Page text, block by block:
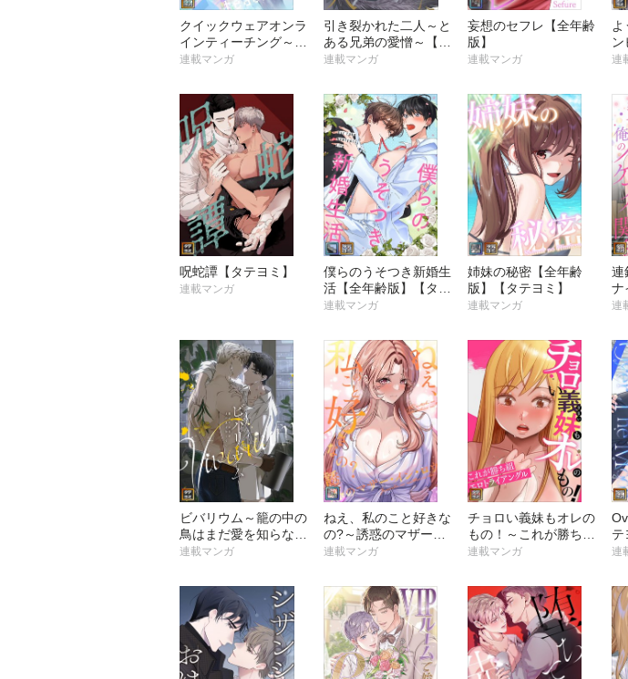
クイックウェアオンラ
インティーチング～カ
マトト妾(めかけ)の正
ミ】
連載マンガ
引き裂かれた二人～と
ある兄弟の愛憎～【タ
テヨミ】
連載マンガ
妄想のセフレ【全年齢
版】
連載マンガ
ン
ミ
連
呪蛇譚【タテヨミ】
連載マンガ
僕らのうそつき新婚生
活【全年齢版】【タテ
ヨミ】
連載マンガ
姉妹の秘密【全年齢
版】【タテヨミ】
連載マンガ
連
ナ
ミ
連
ビバリウム～籠の中の
鳥はまだ愛を知らない
【タテヨミ】
連載マンガ
ねえ、私のこと好きな
の?～誘惑のマザー・
イン・ロウ【全年齢
連載マンガ
チョロい義妹もオレの
もの！～これが勝ち組
エロトライアングル
連載マンガ
テ
連